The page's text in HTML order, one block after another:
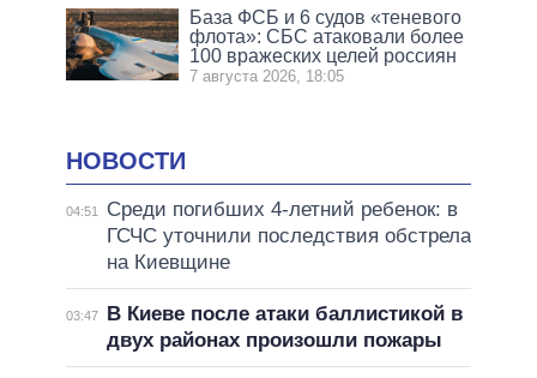
База ФСБ и 6 судов «теневого
флота»: СБС атаковали более
100 вражеских целей россиян
7 августа 2026, 18:05
НОВОСТИ
04:51
Среди погибших 4-летний ребенок: в
ГСЧС уточнили последствия обстрела
на Киевщине
03:47
В Киеве после атаки баллистикой в
двух районах произошли пожары